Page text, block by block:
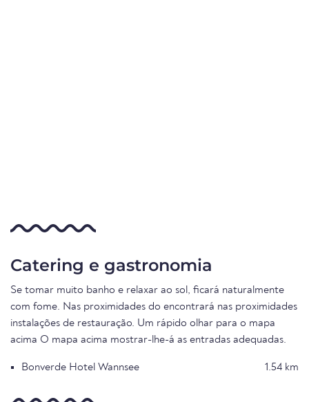
Catering e gastronomia
Se tomar muito banho e relaxar ao sol, ficará naturalmente
com fome. Nas proximidades do encontrará nas proximidades
instalações de restauração. Um rápido olhar para o mapa
acima O mapa acima mostrar-lhe-á as entradas adequadas.
Bonverde Hotel Wannsee 1.54 km